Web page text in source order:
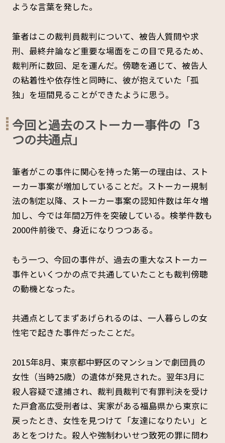
ような言葉を発した。
筆者はこの裁判員裁判について、被告人質問や求
刑、最終弁論など重要な場面をこの目で見るため、
裁判所に数回、足を運んだ。傍聴を通じて、被告人
の粘着性や依存性と同時に、彼が抱えていた「孤
独」を垣間見ることができたように思う。
今回と過去のストーカー事件の「3
つの共通点」
筆者がこの事件に関心を持った第一の理由は、スト
ーカー事案が増加していることだ。ストーカー規制
法の制定以降、ストーカー事案の認知件数は年々増
加し、今では年間2万件を突破している。検挙件数も
2000件前後で、身近になりつつある。
もう一つ、今回の事件が、過去の重大なストーカー
事件といくつかの点で共通していたことも裁判傍聴
の動機となった。
共通点としてまずあげられるのは、一人暮らしの女
性宅で起きた事件だったことだ。
2015年8月、東京都中野区のマンションで劇団員の
女性（当時25歳）の遺体が発見された。翌年3月に
殺人容疑で逮捕され、裁判員裁判で有罪判決を受け
た戸倉高広受刑者は、実家がある福島県から東京に
戻ったとき、女性を見つけて「友達になりたい」と
あとをつけた。殺人や強制わいせつ致死の罪に問わ